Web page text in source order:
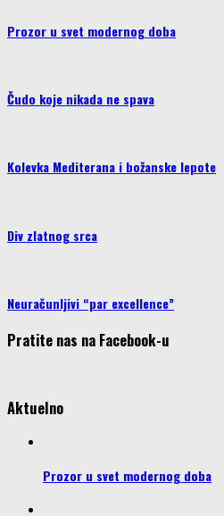
Prozor u svet modernog doba
Čudo koje nikada ne spava
Kolevka Mediterana i božanske lepote
Div zlatnog srca
Neuračunljivi “par excellence”
Pratite nas na Facebook-u
Aktuelno
Prozor u svet modernog doba